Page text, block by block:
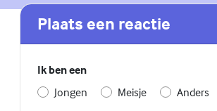
Plaats een reactie
Ik ben een
Jongen
Meisje Anders